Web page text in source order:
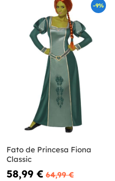
-9%
Fato de Princesa Fiona
Classic
58,99 € 64,99 €